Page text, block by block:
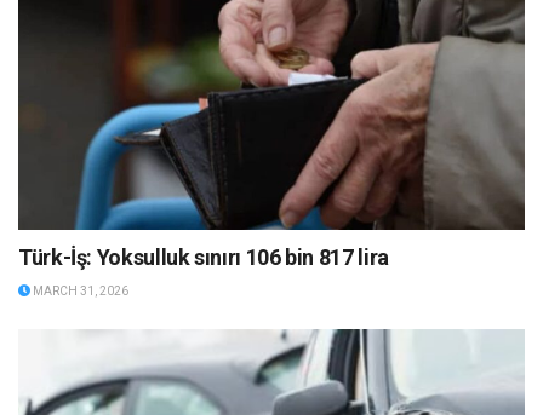
Türk-İş: Yoksulluk sınırı 106 bin 817 lira
MARCH 31, 2026